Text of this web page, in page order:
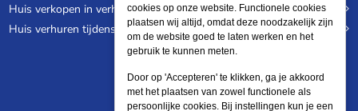
Huis verkopen in verhuurde staat
Huis verhuren tijdens een wereldreis
cookies op onze website. Functionele cookies
plaatsen wij altijd, omdat deze noodzakelijk zijn
om de website goed te laten werken en het
gebruik te kunnen meten.
Door op 'Accepteren' te klikken, ga je akkoord
met het plaatsen van zowel functionele als
persoonlijke cookies. Bij instellingen kun je een